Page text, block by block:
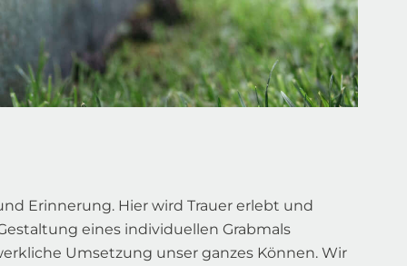
Erinnerung. Hier wird Trauer erlebt und
eines individuellen Grabmals
Umsetzung unser ganzes Können. Wir